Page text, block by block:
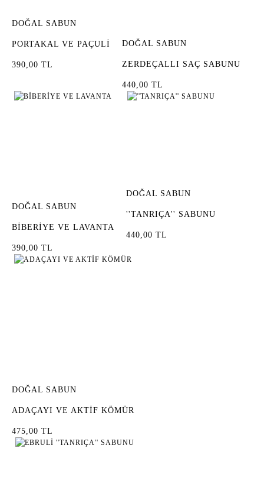
DOĞAL SABUN
PORTAKAL VE PAÇULİ
390,00 TL
DOĞAL SABUN
ZERDEÇALLI SAÇ SABUNU
440,00 TL
DOĞAL SABUN
BİBERİYE VE LAVANTA
390,00 TL
DOĞAL SABUN
''TANRIÇA'' SABUNU
440,00 TL
DOĞAL SABUN
ADAÇAYI VE AKTİF KÖMÜR
475,00 TL